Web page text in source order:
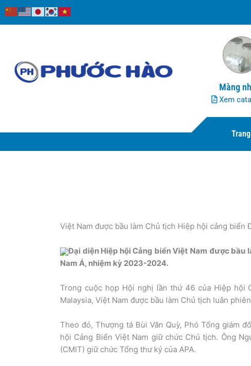
Nhảy
tới
Màng
Xem
Việt Nam được bầu làm Chủ tịch Hiệp hội cảng biển
Đại diện Hiệp hội Cảng biển Việt Nam được
Nam Á, nhiệm kỳ 2023-2024.
Trong cuộc họp Hội nghị lần thứ 46 của Hiệp hội
Malaysia, Việt Nam được bầu làm Chủ tịch luân
Theo đó, Thượng tá Bùi Văn Quỳ, Phó Tổng giám
hội Cảng Biển Việt Nam giữ chức Chủ tịch. Ông
(CMIT) giữ chức Tổng thư ký của APA.